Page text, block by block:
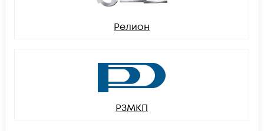
Релион
РЗМКП